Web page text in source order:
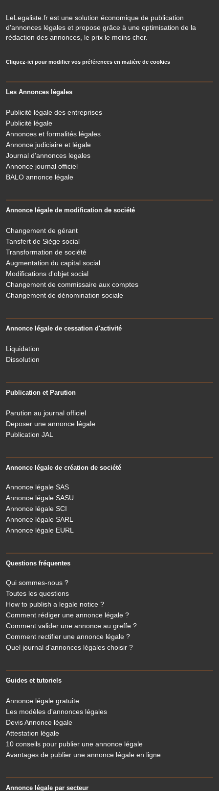
LeLegaliste.fr est une solution économique de publication
d'annonces légales et propose grâce à une optimisation de la
rédaction des annonces, le prix le moins cher.
Cliquez-ici pour modifier vos préférences en matière de cookies
Les Annonces légales
Publicité légale des entreprises
Publicité légale
Annonces et formalités légales
Annonce judiciaire et légale
Journal d'annonces legales
Annonce journal officiel
BALO annonce légale
Annonce légale de modification de société
Changement de gérant
Tansfert de Siège social
Transformation de société
Augmentation du capital social
Modifications d'objet social
Changement de commissaire aux comptes
Changement de dénomination sociale
Annonce légale de cessation d'activité
Liquidation
Dissolution
Publication et Parution
Parution au journal officiel
Deposer une annonce légale
Publication JAL
Annonce légale de création de société
Annonce légale SAS
Annonce légale SASU
Annonce légale SCI
Annonce légale SARL
Annonce légale EURL
Questions fréquentes
Qui sommes-nous ?
Toutes les questions
How to publish a legale notice ?
Comment rédiger une annonce légale ?
Comment valider une annonce au greffe ?
Comment rectifier une annonce légale ?
Quel journal d'annonces légales choisir ?
Guides et tutoriels
Annonce légale gratuite
Les modèles d'annonces légales
Devis Annonce légale
Attestation légale
10 conseils pour publier une annonce légale
Avantages de publier une annonce légale en ligne
Annonce légale par secteur